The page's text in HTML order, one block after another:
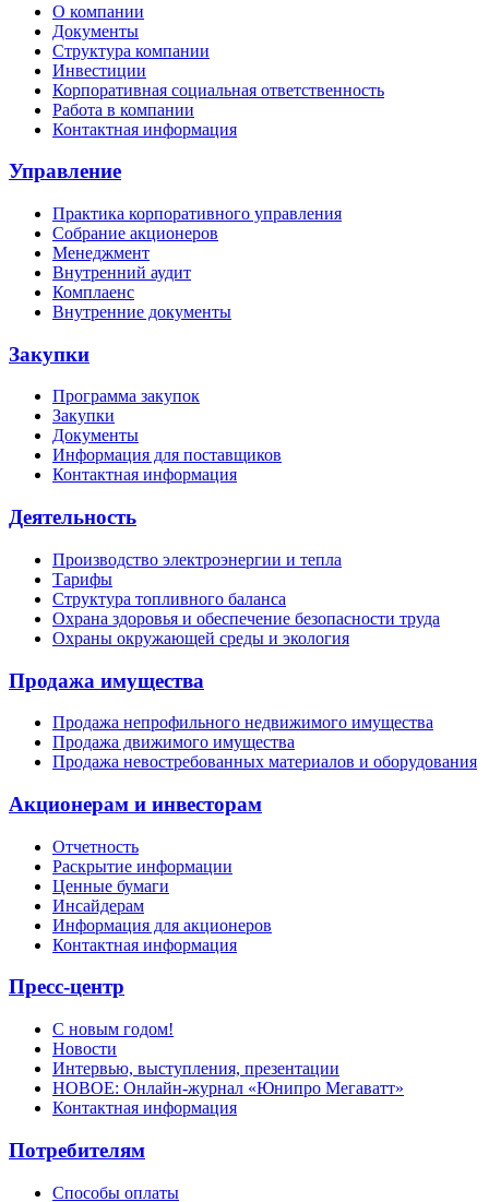
О компании
Документы
Структура компании
Инвестиции
Корпоративная социальная ответственность
Работа в компании
Контактная информация
Управление
Практика корпоративного управления
Собрание акционеров
Менеджмент
Внутренний аудит
Комплаенс
Внутренние документы
Закупки
Программа закупок
Закупки
Документы
Информация для поставщиков
Контактная информация
Деятельность
Производство электроэнергии и тепла
Тарифы
Структура топливного баланса
Охрана здоровья и обеспечение безопасности труда
Охраны окружающей среды и экология
Продажа имущества
Продажа непрофильного недвижимого имущества
Продажа движимого имущества
Продажа невостребованных материалов и оборудования
Акционерам и инвесторам
Отчетность
Раскрытие информации
Ценные бумаги
Инсайдерам
Информация для акционеров
Контактная информация
Пресс-центр
С новым годом!
Новости
Интервью, выступления, презентации
НОВОЕ: Онлайн-журнал «Юнипро Мегаватт»
Контактная информация
Потребителям
Способы оплаты